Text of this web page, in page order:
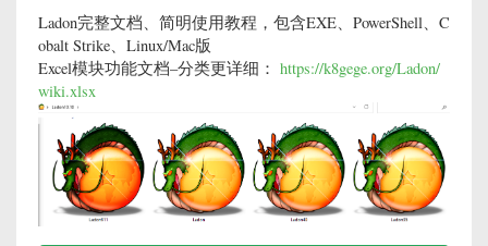
Ladon完整文档、简明使用教程，包含EXE、PowerShell、C
obalt Strike、Linux/Mac版
Excel模块功能文档–分类更详细： https://k8gege.org/Ladon/
wiki.xlsx